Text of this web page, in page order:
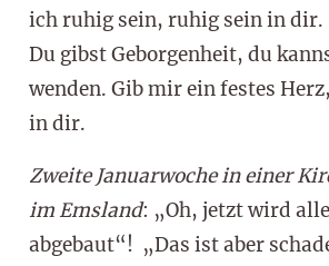
ich ruhig sein, ruhig sein in dir.
Du gibst Geborgenheit, du
wenden. Gib mir ein festes
in dir.
Zweite Januarwoche in einer
im Emsland: „Oh, jetzt wird
abgebaut“! „Das ist aber